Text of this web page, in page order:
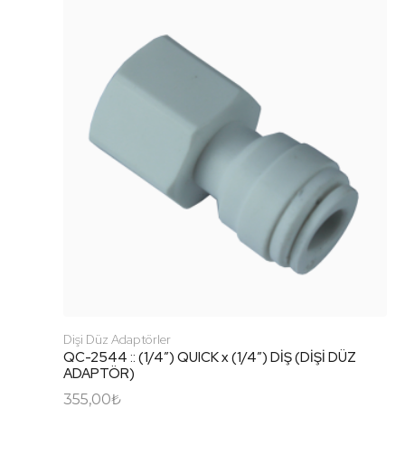
Dişi Düz Adaptörler
QC-2544 :: (1/4″) QUICK x (1/4″) DİŞ (DİŞİ DÜZ
ADAPTÖR)
355,00₺